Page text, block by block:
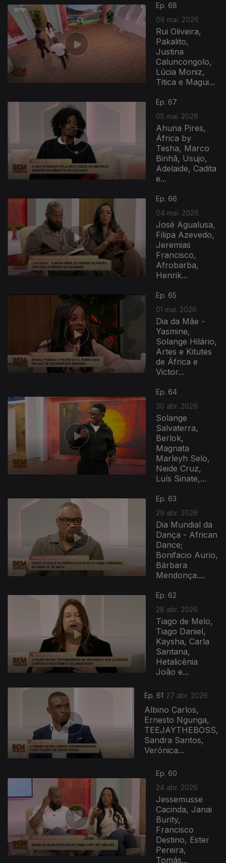
Ep. 68
06 mai. 2026
Rui Oliveira,
Pakalito,
Justina
Caluncongolo,
Lúcia Moniz,
Titica e Magui...
Ep. 67
05 mai. 2026
Ahuna Pires,
África by
Tesha, Marco
Binhã, Usujo,
Adelaide, Cadita
e...
Ep. 66
04 mai. 2026
José Agualusa,
Filipa Azevedo,
Jeremias
Francisco,
Afrobarba,
Henrik...
Ep. 65
01 mai. 2026
Dia da Mãe -
Yasmine,
Solange Hilário,
Artes e Kitutes
de África e
Victor...
Ep. 64
30 abr. 2026
Solange
Salvaterra,
Berlok,
Magnata
Marleyh Selo,
Neide Cruz,
Luís Sinate,...
Ep. 63
29 abr. 2026
Dia Mundial da
Dança - African
Dance;
Bonifacio Aurio,
Bárbara
Mendonça....
Ep. 62
28 abr. 2026
Tiago de Melo,
Tiago Daniel,
Kaysha, Carla
Santana,
Hetalicênia
João e...
Ep. 61 27 abr. 2026
Albino Carlos,
Ernesto Ngunga,
TEEJAYTHEBOSS,
Sandra Santos,
Verónica...
Ep. 60
24 abr. 2026
Jessemusse
Cacinda, Janai
Burity,
Francisco
Destino, Ester
Pereira,
Tomás...